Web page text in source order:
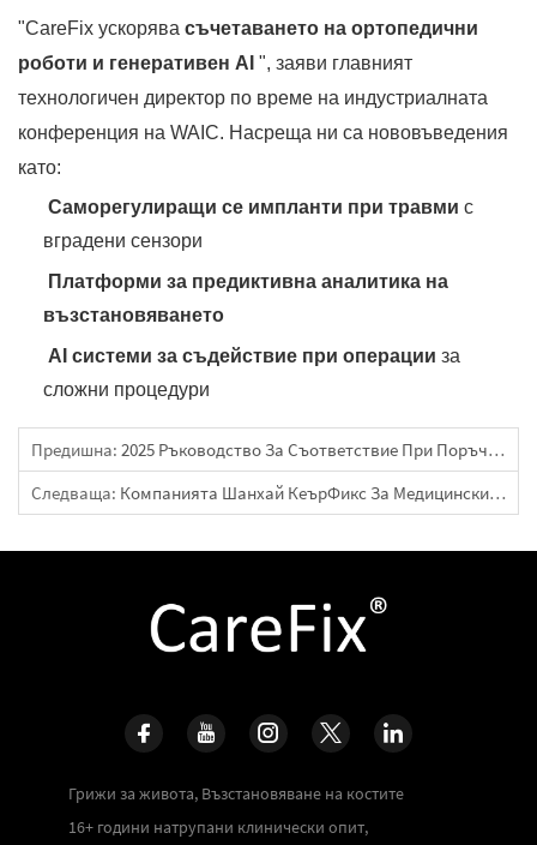
"CareFix ускорява съчетаването на ортопедични
роботи и генеративен AI ", заяви главният
технологичен директор по време на индустриалната
конференция на WAIC. Насреща ни са нововъведения
като:
Саморегулиращи се импланти при травми с
вградени сензори
Платформи за предиктивна аналитика на
възстановяването
AI системи за съдействие при операции за
сложни процедури
Предишна: 2025 Ръководство За Съответствие При Поръчка На Ортопедични Продукти В Китай [Краен Срок: 31 Август]
Следваща: Компанията Шанхай КеърФикс За Медицински Инструменти ЕООД Е Присъединила Към Индустриалната Асоциация На Китай За Медицински Устройства (CAMDI)
Грижи за живота, Възстановяване на костите
16+ години натрупани клинически опит,